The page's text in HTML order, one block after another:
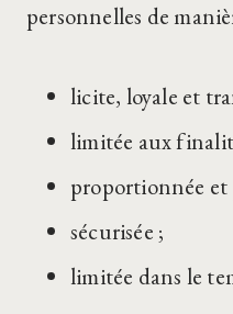
personnelles de
licite, loyale et
limitée aux
proportionnée
sécurisée ;
limitée dans le